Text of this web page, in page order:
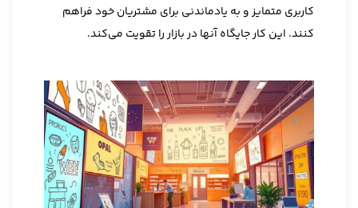
کاربری متمایز و به یادماندنی برای مشتریان خود فراهم
کنند. این کار جایگاه آنها در بازار را تقویت می‌کند.